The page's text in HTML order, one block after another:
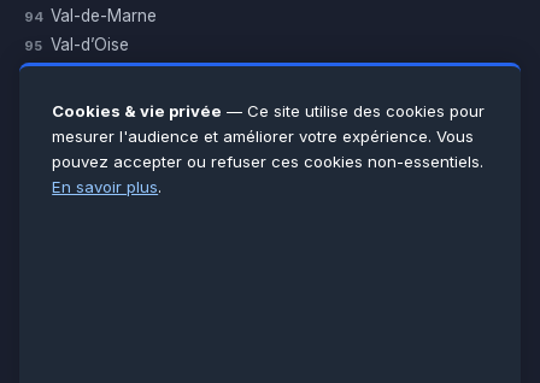
94 Val-de-Marne
95 Val-d’Oise
Essonne
Seine-et-Marne
Voir toutes les villes →
Cookies & vie privée — Ce site utilise des cookies pour
mesurer l'audience et améliorer votre expérience. Vous
pouvez accepter ou refuser ces cookies non-essentiels.
En savoir plus.